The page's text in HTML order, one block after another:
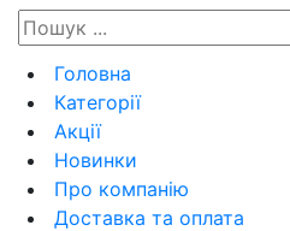
Головна
Категорії
Акції
Новинки
Про компанію
Доставка та оплата